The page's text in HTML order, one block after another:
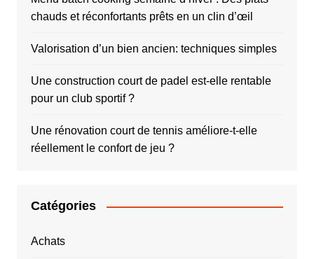
chauds et réconfortants prêts en un clin d’œil
Valorisation d’un bien ancien: techniques simples
Une construction court de padel est-elle rentable
pour un club sportif ?
Une rénovation court de tennis améliore-t-elle
réellement le confort de jeu ?
Catégories
Achats